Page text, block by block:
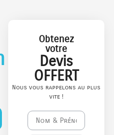
Obtenez
votre
Devis
OFFERT
Nous vous rappelons au plus
vite !